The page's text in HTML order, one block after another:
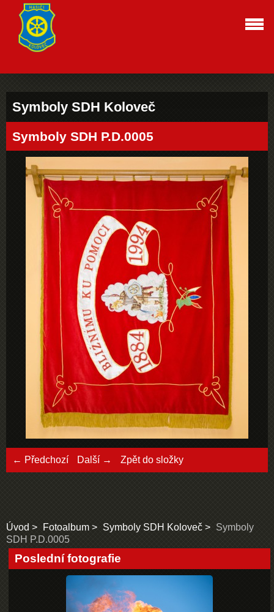
Symboly SDH Koloveč
Symboly SDH P.D.0005
← Předchozí Další → Zpět do složky
Úvod Fotoalbum Symboly SDH Koloveč
Symboly
SDH P.D.0005
Poslední fotografie